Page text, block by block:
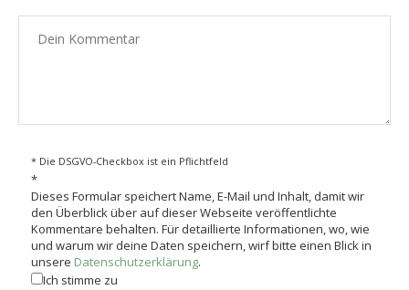
* Die DSGVO-Checkbox ist ein Pflichtfeld
*
Dieses Formular speichert Name, E-Mail und Inhalt, damit wir
den Überblick über auf dieser Webseite veröffentlichte
Kommentare behalten. Für detaillierte Informationen, wo, wie
und warum wir deine Daten speichern, wirf bitte einen Blick in
unsere Datenschutzerklärung.
Ich stimme zu